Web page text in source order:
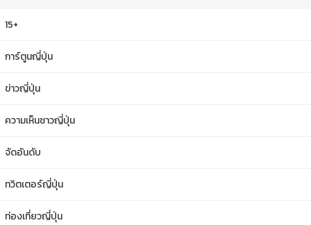
15+
การ์ตูนญี่ปุ่น
ข่าวญี่ปุ่น
ความเห็นชาวญี่ปุ่น
จัดอันดับ
ทวิตเตอร์ญี่ปุ่น
ท่องเที่ยวญี่ปุ่น